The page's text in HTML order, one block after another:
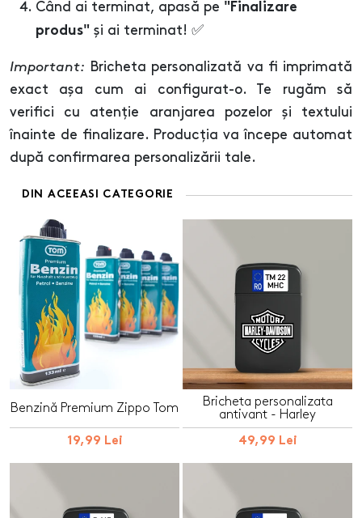
Când ai terminat, apasă pe "Finalizare
produs" și ai terminat! ✅
Important: Bricheta personalizată va fi imprimată
exact așa cum ai configurat-o. Te rugăm să
verifici cu atenție aranjarea pozelor și textului
înainte de finalizare. Producția va începe automat
după confirmarea personalizării tale.
DIN ACEEASI CATEGORIE
Benzină Premium Zippo Tom
19,99 Lei
Bricheta personalizata
antivant - Harley
49,99 Lei